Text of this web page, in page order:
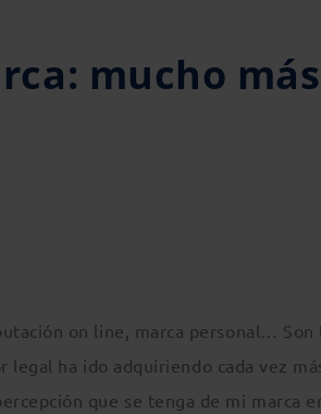
mucho
on line, marca personal…
ha ido adquiriendo cada vez
que se tenga de mi marca